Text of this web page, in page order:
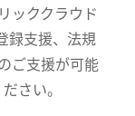
ッククラウド
録支援、法規
ご支援が可能
さい。